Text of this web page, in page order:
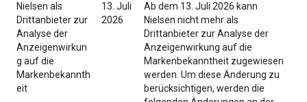
Nielsen als
Drittanbieter zur
Analyse der
Anzeigenwirkun
g auf die
Markenbekannth
eit
13. Juli
2026
Ab dem 13. Juli 2026 kann
Nielsen nicht mehr als
Drittanbieter zur Analyse der
Anzeigenwirkung auf die
Markenbekanntheit zugewiesen
werden. Um diese Änderung zu
berücksichtigen, werden die